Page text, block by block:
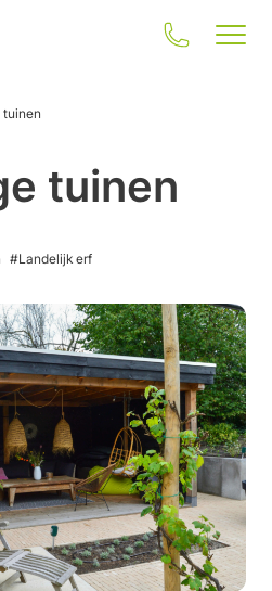
tuinen
tuinen
#Landelijk erf